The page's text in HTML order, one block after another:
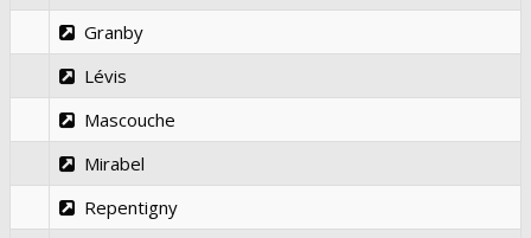
Granby
Lévis
Mascouche
Mirabel
Repentigny